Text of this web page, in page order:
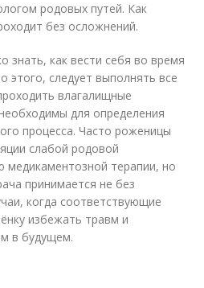
родовых путей. Как
без осложнений.
знать, как вести себя во время
этого, следует выполнять все
влагалищные
для определения
процесса. Часто роженицы
слабой родовой
терапии, но
принимается не без
когда соответствующие
избежать травм и
в будущем.